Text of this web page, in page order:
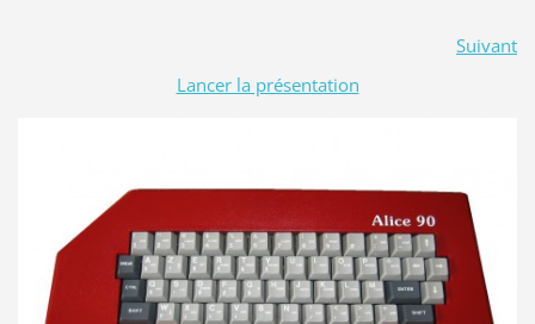
Suivant
Lancer la présentation